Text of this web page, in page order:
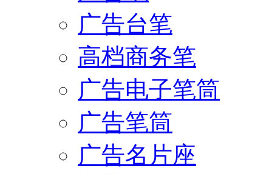
广告台笔
高档商务笔
广告电子笔筒
广告笔筒
广告名片座